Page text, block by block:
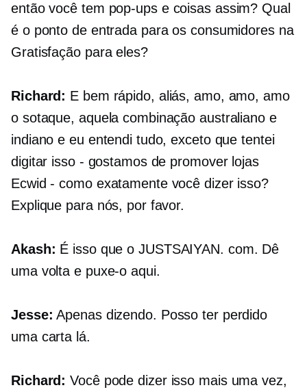
então você tem pop-upse coisas assim? Qual
é o ponto de entrada para os consumidores na
Gratisfação para eles?
Richard: E bem rápido, aliás, amo, amo, amo
o sotaque, aquela combinação australiano e
indiano e eu entendi tudo, exceto que tentei
digitar isso - gostamos de promover lojas
Ecwid - como exatamente você dizer isso?
Explique para nós, por favor.
Akash: É isso que oJUSTSAIYAN. com. Dê
uma volta e puxe-o aqui.
Jesse: Apenas dizendo. Posso ter perdido
uma carta lá.
Richard: Você pode dizer isso mais uma vez,